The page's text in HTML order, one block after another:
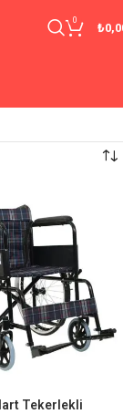
0
₺
Tekerlekli